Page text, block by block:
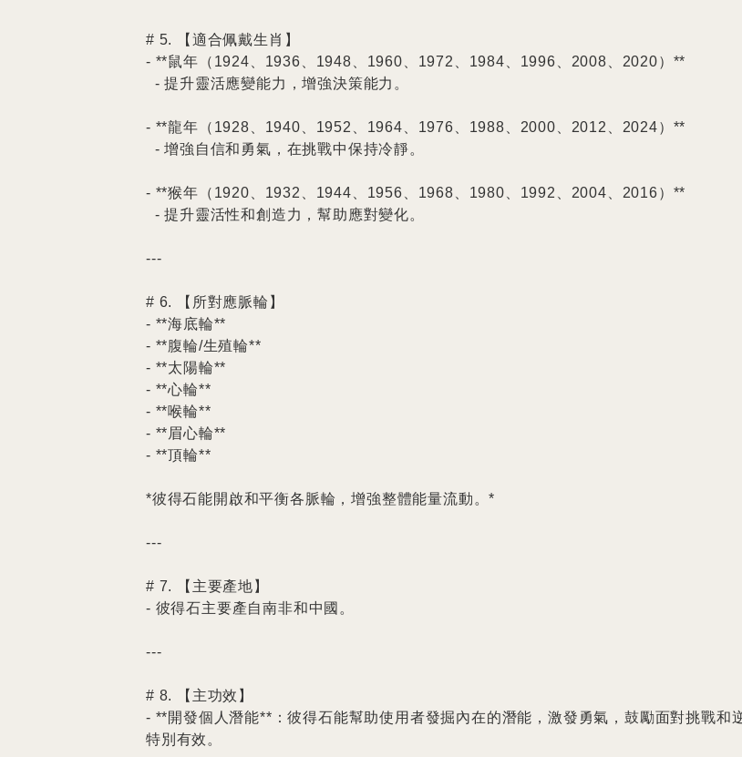
# 5. 【適合佩戴生肖】
- **鼠年（1924、1936、1948、1960、1972、1984、1996、2008、2020）**
- **龍年（1928、1940、1952、1964、1976、1988、2000、2012、2024）**
- **猴年（1920、1932、1944、1956、1968、1980、1992、2004、2016）**
---
# 6. 【所對應脈輪】
- **海底輪**
- **腹輪/生殖輪**
- **太陽輪**
- **心輪**
- **喉輪**
- **眉心輪**
- **頂輪**
*彼得石能開啟和平衡各脈輪，增強整體能量流動。*
---
# 7. 【主要產地】
- 彼得石主要產自南非和中國。
---
# 8. 【主功效】
- **開發個人潛能**：彼得石能幫助使用者發掘內在的潛能，激發勇氣，鼓勵面對挑戰和
特別有效。